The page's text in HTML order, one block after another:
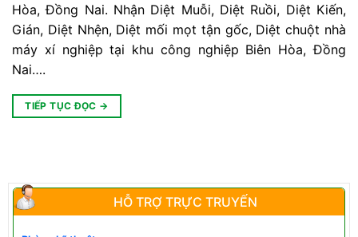
HỖ TRỢ TRỰC TRUYẾN
Hòa, Đồng Nai. Nhận Diệt Muỗi, Diệt Ruồi, Diệt Kiến,
Gián, Diệt Nhện, Diệt mối mọt tận gốc, Diệt chuột nhà
máy xí nghiệp tại khu công nghiệp Biên Hòa, Đồng
Nai….
TIẾP TỤC ĐỌC →